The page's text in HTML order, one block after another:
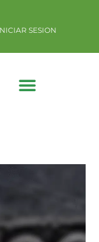
SESION